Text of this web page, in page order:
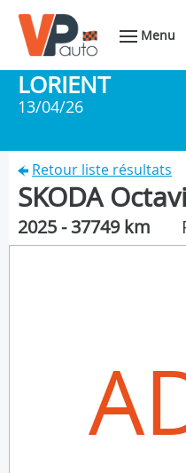
Menu
LORIENT
13/04/26
Retour liste résultats
SKODA
2025 - 37749 km